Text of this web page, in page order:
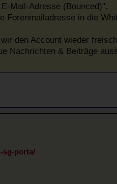
Mail-Adresse (Bounced)".
Forenmailadresse in die
den Account wieder
Nachrichten & Beiträge
sg-porta/